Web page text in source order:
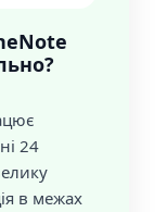
24
в межах